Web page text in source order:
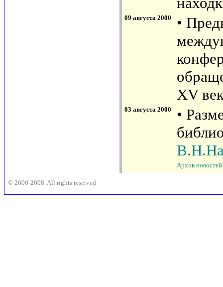
09 августа 2000
•
XV
03 августа 2000
•
Архив новостей
© 2000-2008. All rights reserved